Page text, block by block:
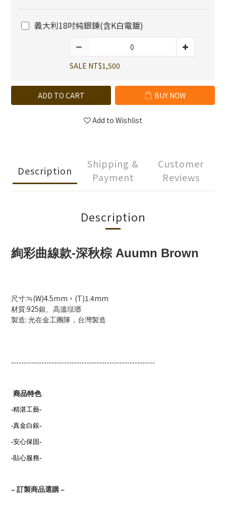
義大利18吋純銀鍊(含K白電鍍)
SALE NT$1,500
ADD TO CART BUY NOW
Add to Wishlist
Description
Shipping &
Payment
Customer
Reviews
Description
絢彩曲線款-深秋棕 Auumn Brown
尺寸:≒(W)4.5mm，(T)1.4mm
材質:925銀、高溫琺瑯
製造: 光在金工團隊，台灣製造
---------------------------------------------------------
商品特色
-精湛工藝-
-真金白銀-
-安心保固-
-貼心服務-
–訂製商品選購–